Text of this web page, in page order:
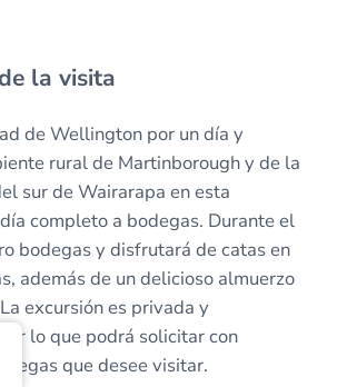
la visita
de Wellington por un día y
rural de Martinborough y de la
sur de Wairarapa en esta
completo a bodegas. Durante el
bodegas y disfrutará de catas en
además de un delicioso almuerzo
excursión es privada y
lo que podrá solicitar con
que desee visitar.